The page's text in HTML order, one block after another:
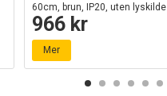
60cm, brun, IP20, uten lyskilde
966 kr
Mer